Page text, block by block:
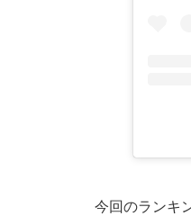
今回のランキ